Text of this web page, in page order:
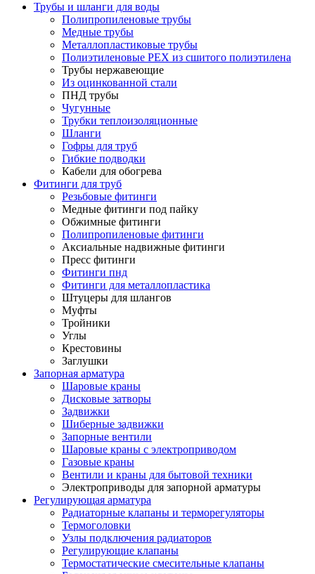
Трубы и шланги для воды
Полипропиленовые трубы
Медные трубы
Металлопластиковые трубы
Полиэтиленовые PEX из сшитого полиэтилена
Трубы нержавеющие
Из оцинкованной стали
ПНД трубы
Чугунные
Трубки теплоизоляционные
Шланги
Гофры для труб
Гибкие подводки
Кабели для обогрева
Фитинги для труб
Резьбовые фитинги
Медные фитинги под пайку
Обжимные фитинги
Полипропиленовые фитинги
Аксиальные надвижные фитинги
Пресс фитинги
Фитинги пнд
Фитинги для металлопластика
Штуцеры для шлангов
Муфты
Тройники
Углы
Крестовины
Заглушки
Запорная арматура
Шаровые краны
Дисковые затворы
Задвижки
Шиберные задвижки
Запорные вентили
Шаровые краны с электроприводом
Газовые краны
Вентили и краны для бытовой техники
Электроприводы для запорной арматуры
Регулирующая арматура
Радиаторные клапаны и терморегуляторы
Термоголовки
Узлы подключения радиаторов
Регулирующие клапаны
Термостатические смесительные клапаны